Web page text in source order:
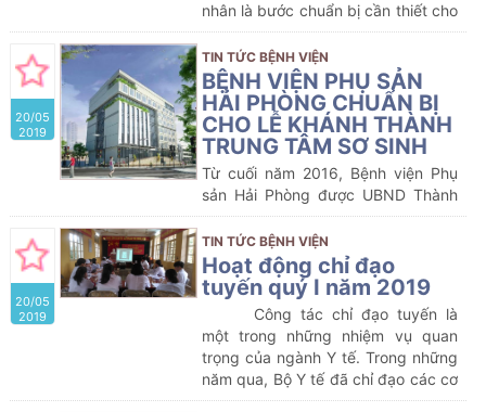
nhân là bước chuẩn bị cần thiết cho
một cuộc sống hôn nhân hạnh phúc
viên mãn. Không chỉ giúp các cặp
đôi chuẩn bị sẵn sàng tâm lý trước
khi bước vào một vai trò mới, khám
sức khỏe tiền hồn nhân còn là biện
pháp hữu ích để tầm soát các căn
bệnh nguy hiểm, từ đó tránh những
hệ lụy không đáng có trong cuộc
sống vợ chồng và tương lai của con
đúng đắn, văn minh và mang ý
nghĩa sẵn sàng cho cuộc sống mới.
Hiện nay, đời sống và nhận thức
của mọi người ngày càng cao. Vì
vậy, nhu cầu khám sức khỏe trước
khi kết hôn của các bạn trẻ cũng
ngày càng tăng, thể hiện sự nghiêm
túc của giới trẻ với cuộc sống hôn
20/05
2019
TIN TỨC BỆNH VIỆN
BỆNH VIỆN PHỤ SẢN
HẢI PHÒNG CHUẨN BỊ
CHO LỄ KHÁNH THÀNH
TRUNG TÂM SƠ SINH
Từ cuối năm 2016, Bệnh viện Phụ
sản Hải Phòng được UBND Thành
phố đầu tư xây dựng Trung tâm Sơ
sinh để phục vụ người bệnh, đến
nay công trình đã cơ bản được
hoàn thành.
20/05
2019
TIN TỨC BỆNH VIỆN
Hoạt động chỉ đạo
tuyến quý I năm 2019
Công tác chỉ đạo tuyến là
một trong những nhiệm vụ quan
trọng của ngành Y tế. Trong những
năm qua, Bộ Y tế đã chỉ đạo các cơ
sở khám chữa bệnh thực hiện công